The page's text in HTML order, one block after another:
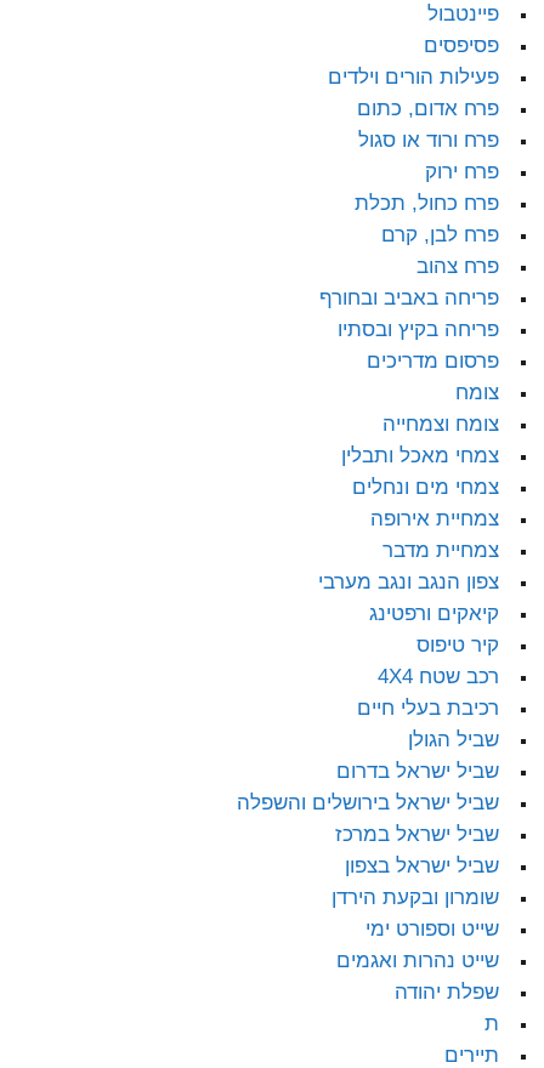
פיינטבול
פסיפסים
פעילות הורים וילדים
פרח אדום, כתום
פרח ורוד או סגול
פרח ירוק
פרח כחול, תכלת
פרח לבן, קרם
פרח צהוב
פריחה באביב ובחורף
פריחה בקיץ ובסתיו
פרסום מדריכים
צומח
צומח וצמחייה
צמחי מאכל ותבלין
צמחי מים ונחלים
צמחיית אירופה
צמחיית מדבר
צפון הנגב ונגב מערבי
קיאקים ורפטינג
קיר טיפוס
רכב שטח 4X4
רכיבת בעלי חיים
שביל הגולן
שביל ישראל בדרום
שביל ישראל בירושלים והשפלה
שביל ישראל במרכז
שביל ישראל בצפון
שומרון ובקעת הירדן
שייט וספורט ימי
שייט נהרות ואגמים
שפלת יהודה
ת
תיירים